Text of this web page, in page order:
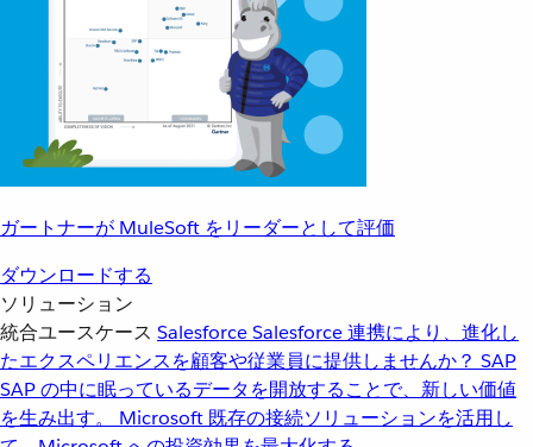
ガートナーが MuleSoft をリーダーとして評価
ダウンロードする
ソリューション
統合ユースケース SalesforceSalesforce 連携により、進化し
たエクスペリエンスを顧客や従業員に提供しませんか？ SAP
SAP の中に眠っているデータを開放することで、新しい価値
を生み出す。
Microsoft 既存の接続ソリューションを活用し